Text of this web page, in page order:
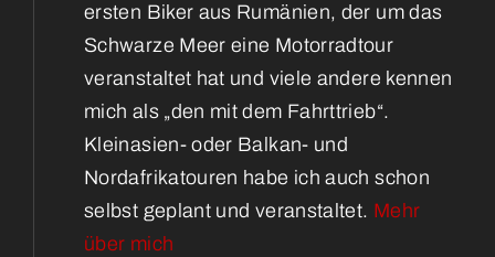
ersten Biker aus Rumänien, der um das
Schwarze Meer eine Motorradtour
veranstaltet hat und viele andere kennen
mich als „den mit dem Fahrttrieb“.
Kleinasien- oder Balkan- und
Nordafrikatouren habe ich auch schon
selbst geplant und veranstaltet. Mehr
über mich